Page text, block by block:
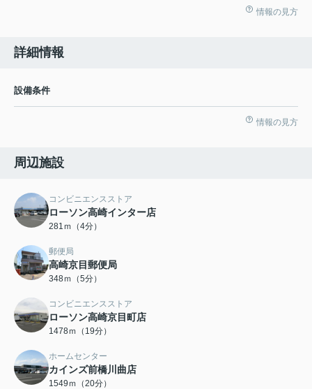
情報の見方
詳細情報
設備条件
情報の見方
周辺施設
コンビニエンスストア
ローソン高崎インター店
281ｍ（4分）
郵便局
高崎京目郵便局
348ｍ（5分）
コンビニエンスストア
ローソン高崎京目町店
1478ｍ（19分）
ホームセンター
カインズ前橋川曲店
1549ｍ（20分）